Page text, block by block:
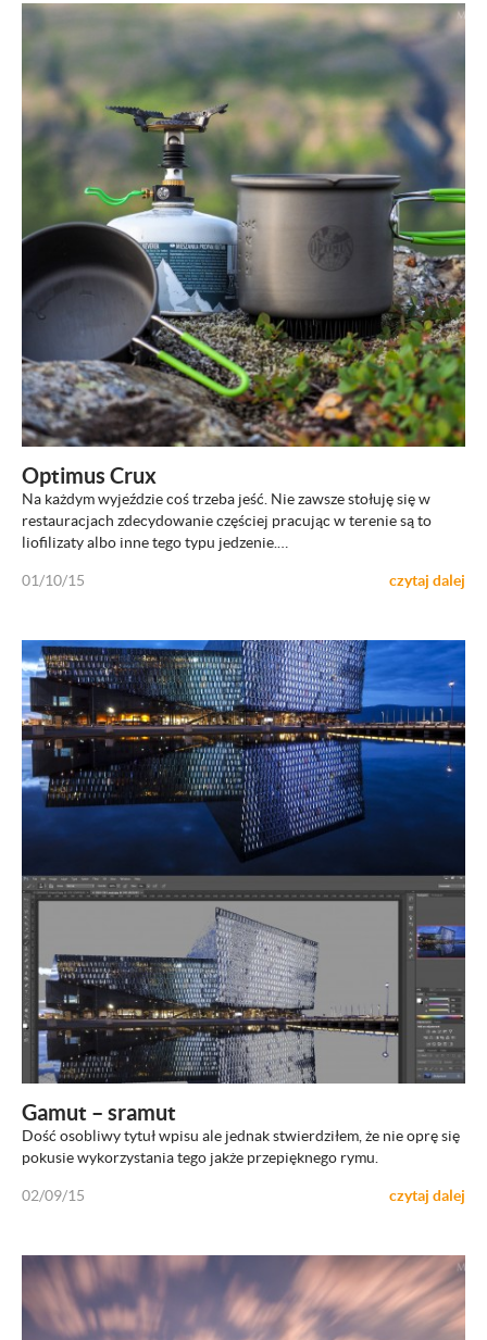
Optimus Crux
Na każdym wyjeździe coś trzeba jeść. Nie zawsze stołuję się w
restauracjach zdecydowanie częściej pracując w terenie są to
liofilizaty albo inne tego typu jedzenie.…
01/10/15 czytaj dalej
ZOBACZ
Gamut – sramut
Dość osobliwy tytuł wpisu ale jednak stwierdziłem, że nie oprę się
pokusie wykorzystania tego jakże przepięknego rymu.
02/09/15 czytaj dalej
ZOBACZ